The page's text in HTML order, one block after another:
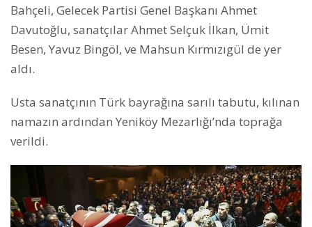
Bahçeli, Gelecek Partisi Genel Başkanı Ahmet
Davutoğlu, sanatçılar Ahmet Selçuk İlkan, Ümit
Besen, Yavuz Bingöl, ve Mahsun Kırmızıgül de yer
aldı.
Usta sanatçının Türk bayrağına sarılı tabutu, kılınan
namazın ardından Yeniköy Mezarlığı’nda toprağa
verildi.